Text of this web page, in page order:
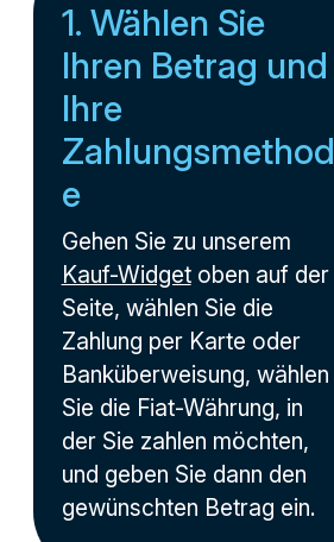
1. Wählen Sie
Ihren Betrag und
Ihre
Zahlungsmethod
e
Gehen Sie zu unserem
Kauf-Widgetoben auf der
Seite, wählen Sie die
Zahlung per Karte oder
Banküberweisung, wählen
Sie die Fiat-Währung, in
der Sie zahlen möchten,
und geben Sie dann den
gewünschten Betrag ein.